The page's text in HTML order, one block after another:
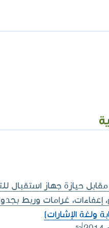
حيازة جهاز استقبال
غرامات وربط بجدول
ولغة الإشارات)